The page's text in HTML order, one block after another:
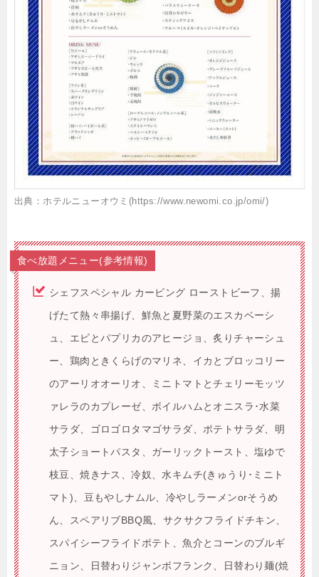
出典：ホテルニューオウミ(https://www.newomi.co.jp/omi/)
食べ放題メニュー(参考情報)
シェフスペシャル カービング ローストビーフ、揚
げたて熱々串揚げ、鮮魚と夏野菜のエスカベーシ
ュ、エビとパプリカのアヒージョ、炙りチャーシュ
ー、鶏肉ときくらげのマリネ、イカとブロッコリー
のアーリオオーリオ、ミニトマトとチェリーモッツ
ァレラのカプレーゼ、ボイルハムとオニスラ･水菜
サラダ、ゴロゴロタマゴサラダ、ポテトサラダ、明
太子ショートパスタ、ガーリックトースト、塩ゆで
枝豆、焼きナス、冷奴、水キムチ(きゅうり･ミニト
マト)、豆もやしナムル、冷やしラーメンorそうめ
ん、スペアリブBBQ風、サクサクフライドチキン、
スパイシーフライドポテト、魚介とコーンのブルギ
ニョン、日替わりジャンボフランク、日替わり麺(焼